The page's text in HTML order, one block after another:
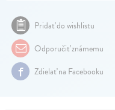
Pridať do wishlistu
Odporučiť známemu
Zdielať na Facebooku